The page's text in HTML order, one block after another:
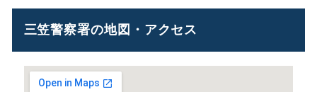
三笠警察署の地図・アクセス